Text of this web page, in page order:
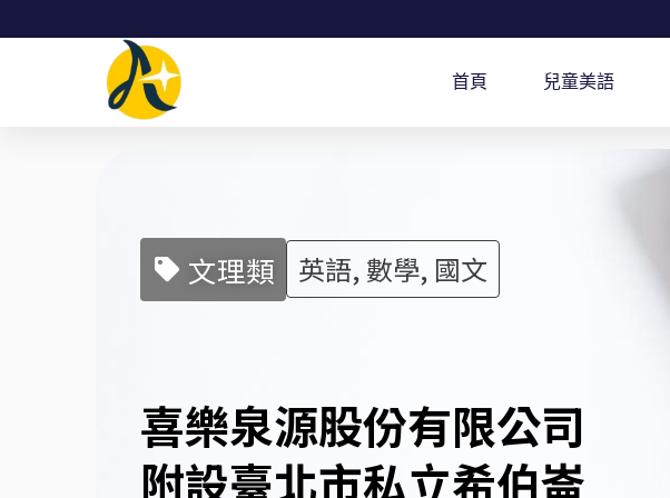
首頁 兒童美語
文理類 英語, 數學, 國文
喜樂泉源股份有限公司
附設臺北市私立希伯崙